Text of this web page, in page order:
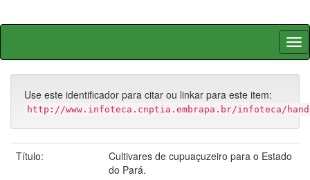
Skip
Use este identificador para citar ou linkar para este item:
http://www.infoteca.cnptia.embrapa.br/infoteca/
Título:
Cultivares de cupuaçuzeiro para o Estado
do Pará.